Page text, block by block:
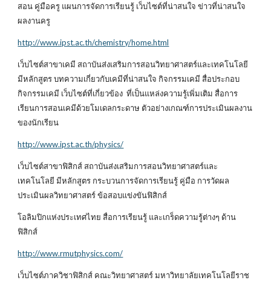
สอน คู่มือครู แผนการจัดการเรียนรู้ เว็บไซต์ที่น่าสนใจ ข่าวที่น่าสนใจ
ผลงานครู
http://www.ipst.ac.th/chemistry/home.html
เว็บไซต์สาขาเคมี สถาบันส่งเสริมการสอนวิทยาศาสตร์และเทคโนโลยี
มีหลักสูตร บทความเกี่ยวกับเคมีที่น่าสนใจ กิจกรรมเคมี สื่อประกอบ
กิจกรรมเคมี เว็บไซต์ที่เกี่ยวข้อง ที่เป็นแหล่งความรู้เพิ่มเติม สื่อการ
เรียนการสอนเคมีด้วยโมเดลกระดาษ ตัวอย่างเกณฑ์การประเมินผลงาน
ของนักเรียน
http://www.ipst.ac.th/physics/
เว็บไซต์สาขาฟิสิกส์ สถาบันส่งเสริมการสอนวิทยาศาสตร์และ
เทคโนโลยี มีหลักสูตร กระบวนการจัดการเรียนรู้ คู่มือ การวัดผล
ประเมินผลวิทยาศาสตร์ ข้อสอบแข่งขันฟิสิกส์
โอลิมปิกแห่งประเทศไทย สื่อการเรียนรู้ และเกร็ดความรู้ต่างๆ ด้าน
ฟิสิกส์
http://www.rmutphysics.com/
เว็บไซต์ภาควิชาฟิสิกส์ คณะวิทยาศาสตร์ มหาวิทยาลัยเทคโนโลยีราช